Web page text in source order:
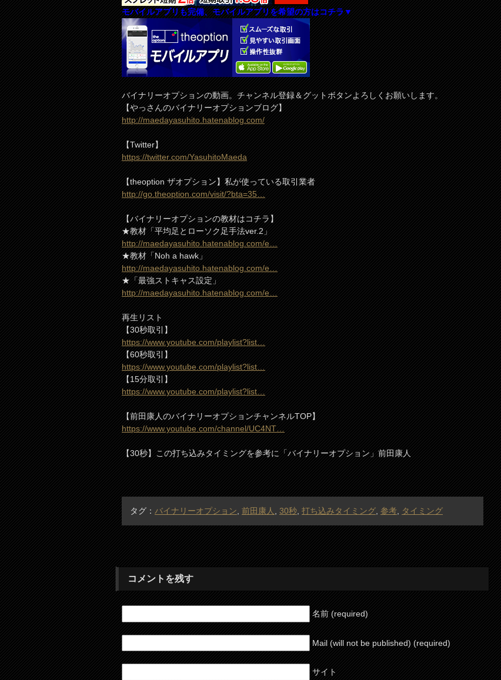
モバイルアプリも完備、モバイルアプリを希望の方はコチラ▼
バイナリーオプションの動画。チャンネル登録＆グットボタンよろしくお願いします。
【やっさんのバイナリーオプションブログ】
http://maedayasuhito.hatenablog.com/
【Twitter】
https://twitter.com/YasuhitoMaeda
【theoption ザオプション】私が使っている取引業者
http://go.theoption.com/visit/?bta=35…
【バイナリーオプションの教材はコチラ】
★教材「平均足とローソク足手法ver.2」
http://maedayasuhito.hatenablog.com/e…
★教材「Noh a hawk」
http://maedayasuhito.hatenablog.com/e…
★「最強ストキャス設定」
http://maedayasuhito.hatenablog.com/e…
再生リスト
【30秒取引】
https://www.youtube.com/playlist?list…
【60秒取引】
https://www.youtube.com/playlist?list…
【15分取引】
https://www.youtube.com/playlist?list…
【前田康人のバイナリーオプションチャンネルTOP】
https://www.youtube.com/channel/UC4NT…
【30秒】この打ち込みタイミングを参考に「バイナリーオプション」前田康人
タグ： バイナリーオプション, 前田康人, 30秒, 打ち込みタイミング, 参考, タイミング
コメントを残す
名前 (required)
Mail (will not be published) (required)
サイト